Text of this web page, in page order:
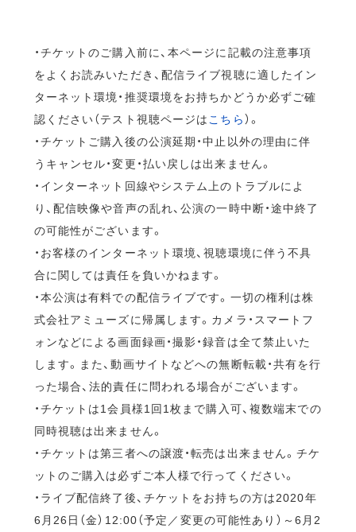
・チケットのご購入前に、本ページに記載の注意事項
をよくお読みいただき、配信ライブ視聴に適したイン
ターネット環境・推奨環境をお持ちかどうか必ずご確
認ください（テスト視聴ページは こちら）。
・チケットご購入後の公演延期・中止以外の理由に伴
うキャンセル・変更・払い戻しは出来ません。
・インターネット回線やシステム上のトラブルによ
り、配信映像や音声の乱れ、公演の一時中断・途中終了
の可能性がございます。
・お客様のインターネット環境、視聴環境に伴う不具
合に関しては責任を負いかねます。
・本公演は有料での配信ライブです。一切の権利は株
式会社アミューズに帰属します。カメラ・スマートフ
ォンなどによる画面録画・撮影・録音は全て禁止いた
します。また、動画サイトなどへの無断転載・共有を行
った場合、法的責任に問われる場合がございます。
・チケットは1会員様1回1枚まで購入可、複数端末での
同時視聴は出来ません。
・チケットは第三者への譲渡・転売は出来ません。チケ
ットのご購入は必ずご本人様で行ってください。
・ライブ配信終了後、チケットをお持ちの方は2020年
6月26日（金）12:00（予定／変更の可能性あり）～6月2